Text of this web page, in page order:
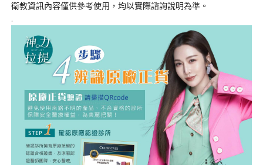
衛教資訊內容僅供參考使用，均以實際諮詢說明為準。
.